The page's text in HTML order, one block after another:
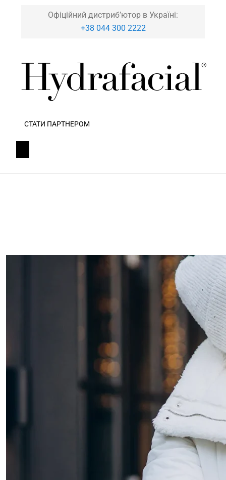
Офіційний дистриб’ютор в Україні:
+38 044 300 2222
СТАТИ ПАРТНЕРОМ